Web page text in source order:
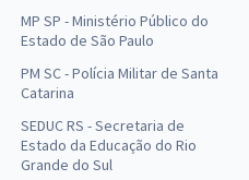
MP SP - Ministério Público do
Estado de São Paulo
PM SC - Polícia Militar de Santa
Catarina
SEDUC RS - Secretaria de
Estado da Educação do Rio
Grande do Sul